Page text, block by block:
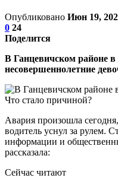
Опубликовано Июн 19,
0 24
Поделится
В Ганцевичском районе
несовершеннолетние
Авария произошла
водитель уснул за рулем.
информации и
рассказала:
Сейчас читают